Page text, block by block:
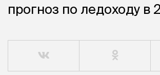
прогноз по ледоходу в